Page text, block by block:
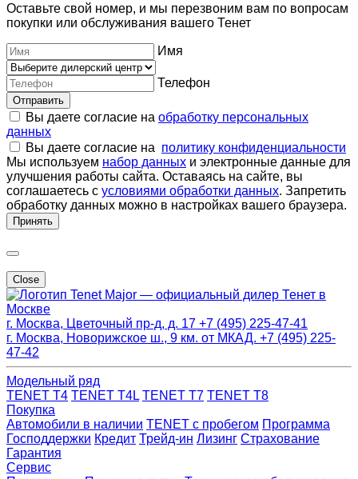
Оставьте свой номер, и мы перезвоним вам по вопросам
покупки или обслуживания вашего Тенет
Имя
Телефон
Отправить
Вы даете согласие на обработку персональных
данных
Вы даете согласие на политику конфиденциальности
Мы используем набор данных и электронные данные для
улучшения работы сайта. Оставаясь на сайте, вы
соглашаетесь с условиями обработки данных. Запретить
обработку данных можно в настройках вашего браузера.
Принять
Close
Major — официальный дилер Тенет в
Москве
г. Москва, Цветочный пр-д, д. 17 +7 (495) 225-47-41
г. Москва, Новорижское ш., 9 км. от МКАД. +7 (495) 225-
47-42
Модельный ряд
TENET T4 TENET T4L TENET T7 TENET T8
Покупка
Автомобили в наличии TENET с пробегом Программа
Господдержки Кредит Трейд-ин Лизинг Страхование
Гарантия
Сервис